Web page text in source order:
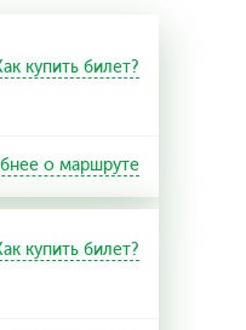
купить билет?
о маршруте
купить билет?